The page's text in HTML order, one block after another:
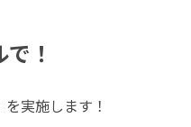
！
実施します！